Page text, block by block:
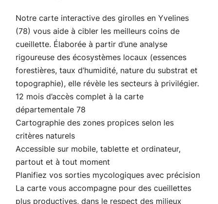
e
C
a
r
t
e
G
i
r
o
l
l
e
s
Notre carte interactive des girolles en Yvelines
(78) vous aide à cibler les meilleurs coins de
cueillette. Élaborée à partir d’une analyse
rigoureuse des écosystèmes locaux (essences
forestières, taux d’humidité, nature du substrat et
topographie), elle révèle les secteurs à privilégier.
12 mois d’accès complet à la carte
départementale 78
Cartographie des zones propices selon les
critères naturels
Accessible sur mobile, tablette et ordinateur,
partout et à tout moment
Planifiez vos sorties mycologiques avec précision
La carte vous accompagne pour des cueillettes
plus productives, dans le respect des milieux